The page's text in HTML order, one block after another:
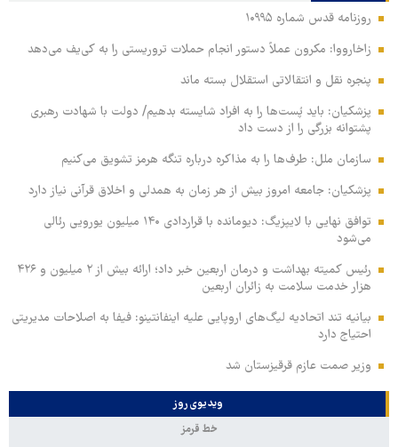
روزنامه قدس شماره ۱۰۹۹۵
زاخارووا: مکرون عملاً دستور انجام حملات تروریستی را به کی‌یف می‌دهد
پنجره‌ نقل و انتقالاتی استقلال بسته ماند
پزشکیان: باید پُست‌ها را به افراد شایسته بدهیم/ دولت با شهادت رهبری
پشتوانه بزرگی را از دست داد
سازمان ملل: طرف‌ها را به مذاکره درباره تنگه هرمز تشویق می‌کنیم
پزشکیان: جامعه امروز بیش از هر زمان به همدلی و اخلاق قرآنی نیاز دارد
توافق نهایی با لایپزیگ: دیومانده با قراردادی ۱۴۰ میلیون یورویی رئالی
می‌شود
رئیس کمیته بهداشت و درمان اربعین خبر داد؛ ارائه بیش از ۲ میلیون و ۴۲۶
هزار خدمت سلامت به زائران اربعین
بیانیه تند اتحادیه لیگ‌های اروپایی علیه اینفانتینو: فیفا به اصلاحات مدیریتی
احتیاج دارد
وزیر صمت عازم قرقیزستان شد
ویدیوی روز
خط قرمز